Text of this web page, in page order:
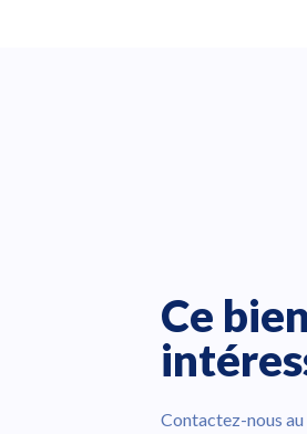
Ce
Contactez-nous au